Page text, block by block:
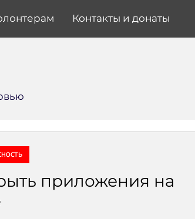
Контакты и донаты
приложения на